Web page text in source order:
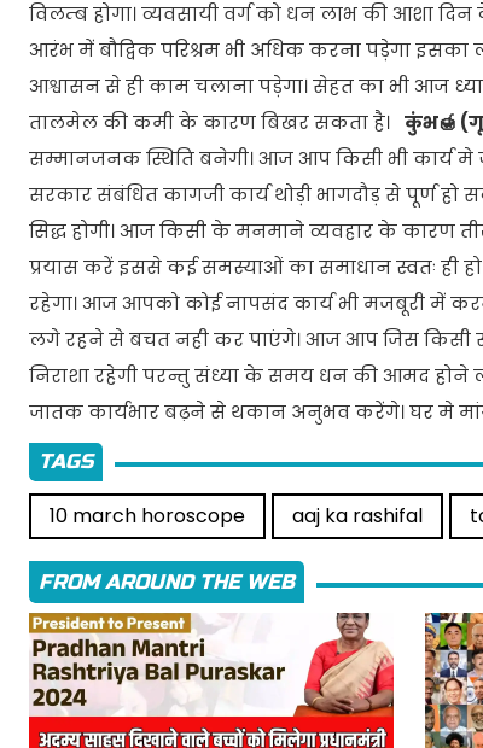
विलम्ब होगा। व्यवसायी वर्ग को धन लाभ की आशा
आरंभ में बौद्विक परिश्रम भी अधिक करना पड़ेगा
आश्वासन से ही काम चलाना पड़ेगा। सेहत का भी आज
तालमेल की कमी के कारण बिखर सकता है। कुंभ🍯 (गू,
सम्मानजनक स्थिति बनेगी। आज आप किसी भी कार्य मे
सरकार संबंधित कागजी कार्य थोड़ी भागदौड़ से पूर्ण
सिद्ध होगी। आज किसी के मनमाने व्यवहार के कारण
प्रयास करें इससे कई समस्याओं का समाधान स्वतः ही हो
रहेगा। आज आपको कोई नापसंद कार्य भी मजबूरी में
लगे रहने से बचत नही कर पाएंगे। आज आप जिस किसी
निराशा रहेगी परन्तु संध्या के समय धन की आमद होने
जातक कार्यभार बढ़ने से थकान अनुभव करेंगे। घर मे
TAGS
10 march horoscope aaj ka rashifal
FROM AROUND THE WEB